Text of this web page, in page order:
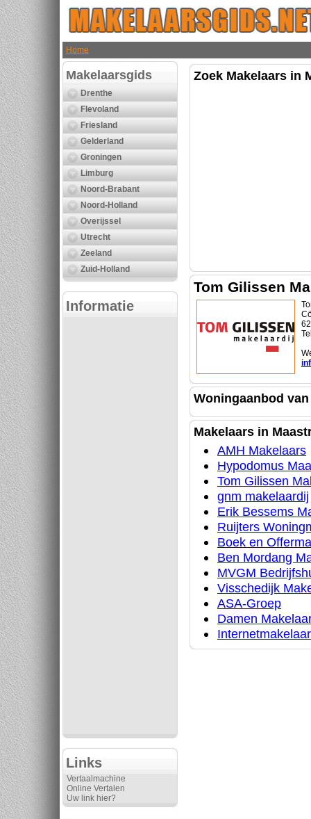
Home
Makelaarsgids
Drenthe
Flevoland
Friesland
Gelderland
Groningen
Limburg
Noord-Brabant
Noord-Holland
Overijssel
Utrecht
Zeeland
Zuid-Holland
Informatie
Links
Vertaalmachine
Online Vertalen
Uw link hier?
Zoek Makelaars in
Tom Gilissen
Woningaanbod
Makelaars in
AMH Makelaars
Hypodomus
Tom Gilissen
gnm makelaardij
Erik Bessems
Ruijters
Boek en
Ben Mordang
MVGM
Visschedijk
ASA-Groep
Damen